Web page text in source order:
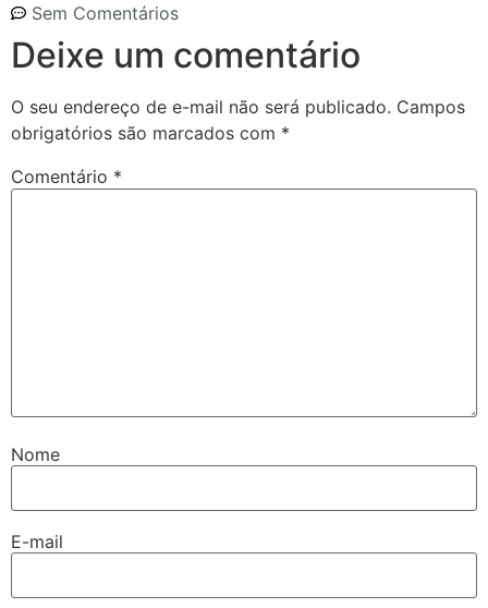
Sem Comentários
Deixe um comentário
O seu endereço de e-mail não será publicado. Campos
obrigatórios são marcados com *
Comentário *
Nome
E-mail